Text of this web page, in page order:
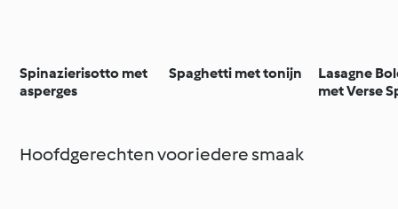
Spinazierisotto met
asperges
Spaghetti met tonijn
Lasagne
met Verse
Hoofdgerechten voor iedere smaak